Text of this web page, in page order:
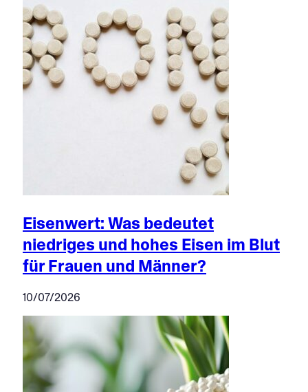
Eisenwert: Was bedeutet
niedriges und hohes Eisen im Blut
für Frauen und Männer?
10/07/2026